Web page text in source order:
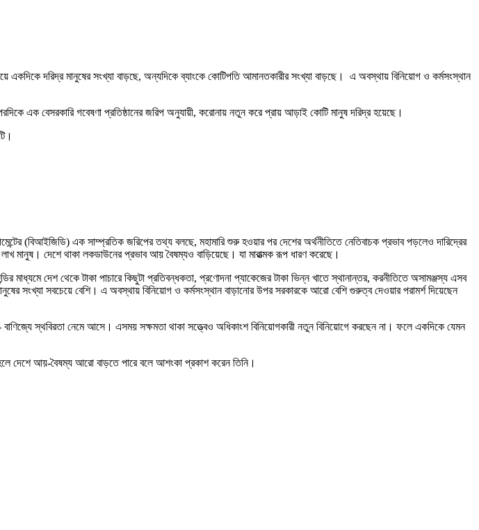
দরিদ্র মানুষের সংখ্যা বাড়ছে, অন্যদিকে ব্যাংকে কোটিপতি আমানতকারীর সংখ্যা বাড়ছে। এ অবস্থায় বিনিয়োগ ও কর্মসংস্থান
এক বেসরকারি গবেষণা প্রতিষ্ঠানের জরিপ অনুযায়ী, করোনায় নতুন করে প্রায় আড়াই কোটি মানুষ দরিদ্র হয়েছে।
(বিআইজিডি) এক সাম্প্রতিক জরিপের তথ্য বলছে, মহামারি শুরু হওয়ার পর দেশের অর্থনীতিতে নেতিবাচক প্রভাব পড়লেও দারিদ্রের
মানুষ। দেশে থাকা লকডাউনের প্রভাব আয় বৈষম্যও বাড়িয়েছে। যা মারাত্মক রূপ ধারণ করেছে।
দেশ থেকে টাকা পাচারে কিছুটা প্রতিবন্ধকতা, প্রণোদনা প্যাকেজের টাকা ভিন্ন খাতে স্থানান্তর, করনীতিতে অসামঞ্জস্য এসব
সবচেয়ে বেশি। এ অবস্থায় বিনিয়োগ ও কর্মসংস্থান বাড়ানোর উপর সরকারকে আরো বেশি গুরুত্ব দেওয়ার পরামর্শ দিয়েছেন
স্থবিরতা নেমে আসে। এসময় সক্ষমতা থাকা সত্ত্বেও অধিকাংশ বিনিয়োগকারী নতুন বিনিয়োগে করছেন না। ফলে একদিকে যেমন
দেশে আয়-বৈষম্য আরো বাড়তে পারে বলে আশংকা প্রকাশ করেন তিনি।